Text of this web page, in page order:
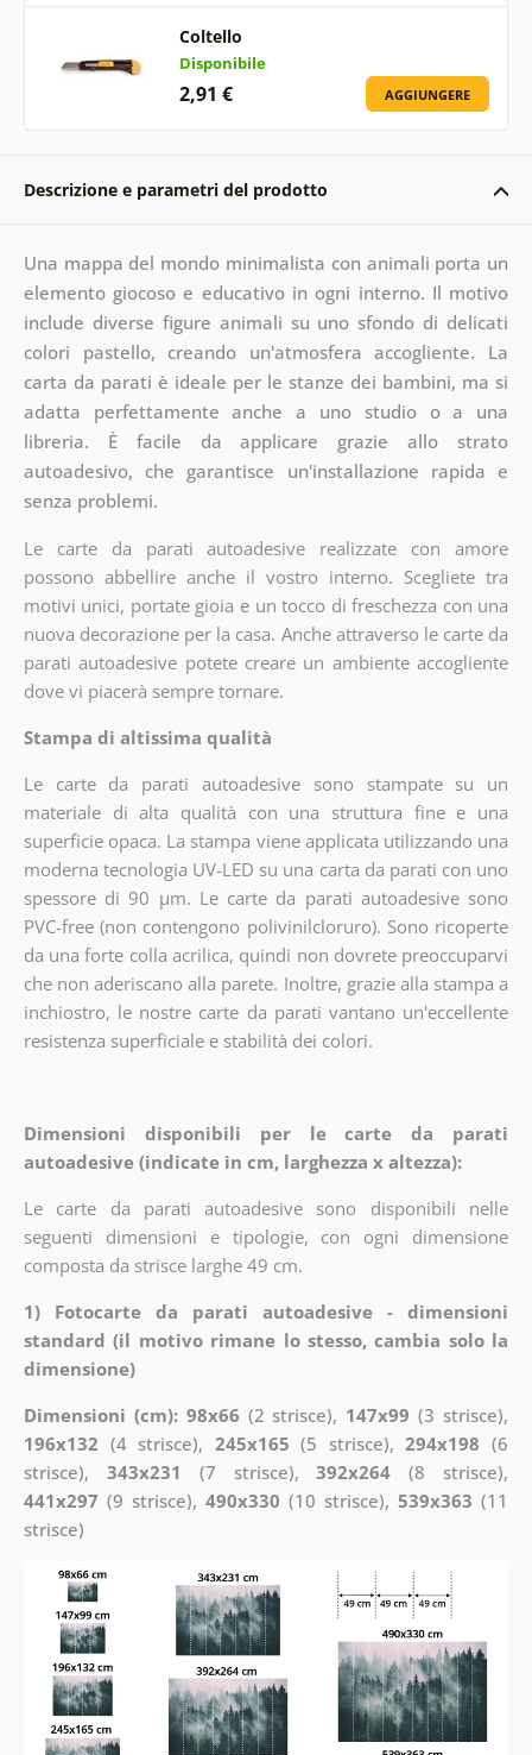
Coltello
Disponibile
2,91 € AGGIUNGERE
Descrizione e parametri del prodotto
Una mappa del mondo minimalista con animali porta un
elemento giocoso e educativo in ogni interno. Il motivo
include diverse figure animali su uno sfondo di delicati
colori pastello, creando un'atmosfera accogliente. La
carta da parati è ideale per le stanze dei bambini, ma si
adatta perfettamente anche a uno studio o a una
libreria. È facile da applicare grazie allo strato
autoadesivo, che garantisce un'installazione rapida e
senza problemi.
Le carte da parati autoadesive realizzate con amore
possono abbellire anche il vostro interno. Scegliete tra
motivi unici, portate gioia e un tocco di freschezza con una
nuova decorazione per la casa. Anche attraverso le carte da
parati autoadesive potete creare un ambiente accogliente
dove vi piacerà sempre tornare.
Stampa di altissima qualità
Le carte da parati autoadesive sono stampate su un
materiale di alta qualità con una struttura fine e una
superficie opaca. La stampa viene applicata utilizzando una
moderna tecnologia UV-LED su una carta da parati con uno
spessore di 90 µm. Le carte da parati autoadesive sono
PVC-free (non contengono polivinilcloruro). Sono ricoperte
da una forte colla acrilica, quindi non dovrete preoccuparvi
che non aderiscano alla parete. Inoltre, grazie alla stampa a
inchiostro, le nostre carte da parati vantano un'eccellente
resistenza superficiale e stabilità dei colori.
Dimensioni disponibili per le carte da parati
autoadesive (indicate in cm, larghezza x altezza):
Le carte da parati autoadesive sono disponibili nelle
seguenti dimensioni e tipologie, con ogni dimensione
composta da strisce larghe 49 cm.
1) Fotocarte da parati autoadesive - dimensioni
standard (il motivo rimane lo stesso, cambia solo la
dimensione)
Dimensioni (cm): 98x66 (2 strisce), 147x99 (3 strisce),
196x132 (4 strisce), 245x165 (5 strisce),294x198 (6
strisce), 343x231 (7 strisce),392x264 (8 strisce),
441x297 (9 strisce), 490x330 (10 strisce),539x363 (11
strisce)